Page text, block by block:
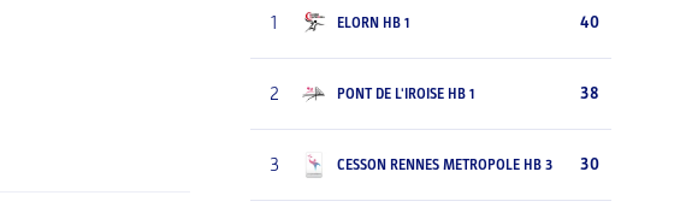
1 ELORN HB 1 40
2 PONT DE L'IROISE HB 1 38
3 CESSON RENNES METROPOLE HB 3 30